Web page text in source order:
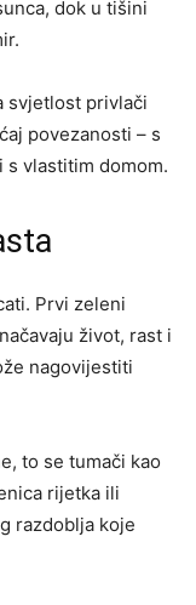
dok u tišini
svjetlost privlači
povezanosti – s
s vlastitim domom.
Prvi zeleni
život, rast i
nagovijestiti
to se tumači kao
rijetka ili
razdoblja koje